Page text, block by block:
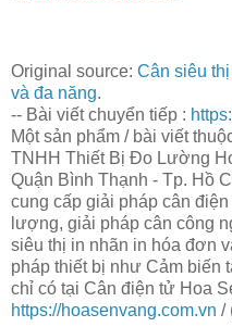
Original source: Cân siêu
và đa năng.
-- Bài viết chuyển tiếp :
Một sản phẩm / bài viết
TNHH Thiết Bị Đo Lường
Quận Bình Thạnh - Tp. Hồ
cung cấp giải pháp cân
lượng, giải pháp cân công
siêu thị in nhãn in hóa đơn
pháp thiết bị như Cảm biến
chỉ có tại Cân điện tử Hoa
https://hoasenvang.com.vn /